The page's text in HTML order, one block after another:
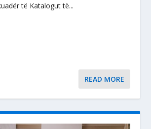
të Katalogut të...
READ MORE